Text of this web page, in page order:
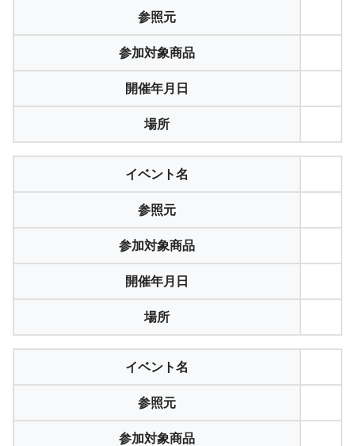
参照元
参加対象商品
開催年月日
場所
イベント名
参照元
参加対象商品
開催年月日
場所
イベント名
参照元
参加対象商品